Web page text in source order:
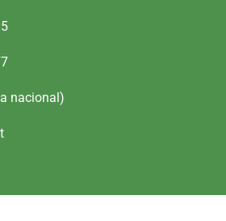
nacional)